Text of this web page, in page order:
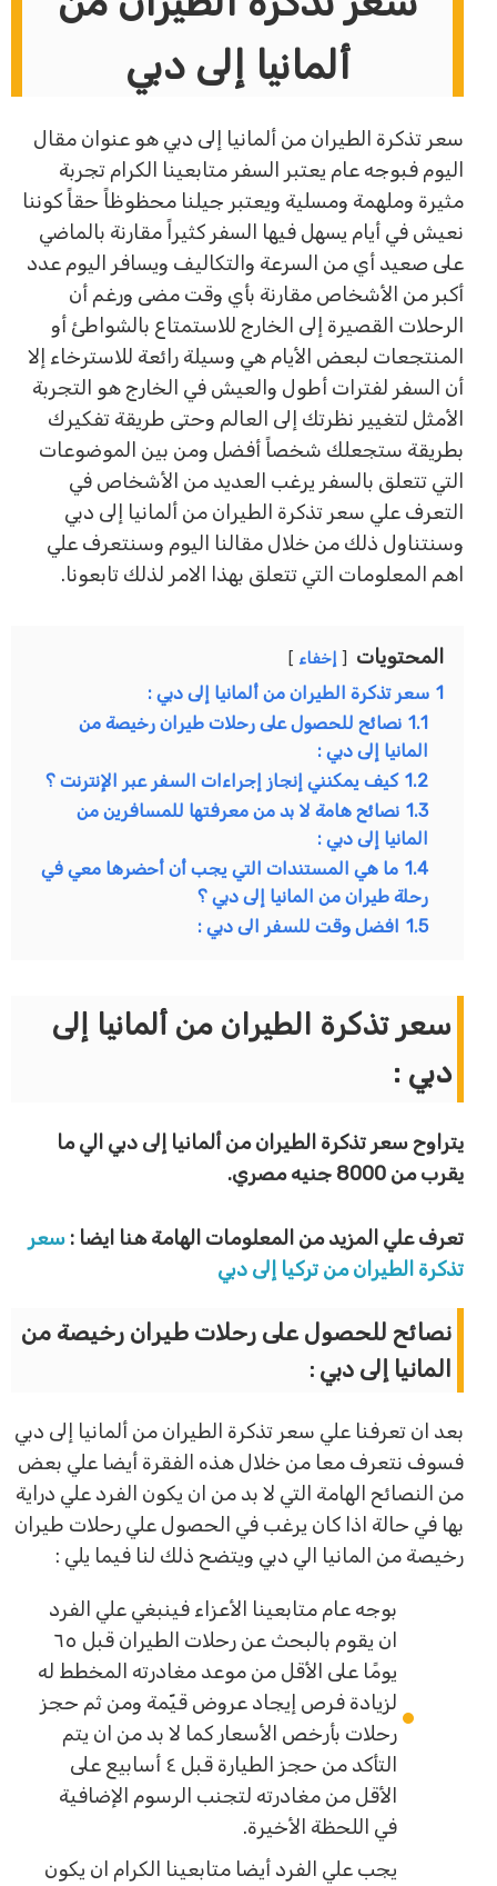
ألمانيا إلى دبي
سعر تذكرة الطيران من ألمانيا إلى دبي هو عنوان مقال
اليوم فبوجه عام يعتبر السفر متابعينا الكرام تجربة
مثيرة وملهمة ومسلية ويعتبر جيلنا محظوظاً حقاً كوننا
نعيش في أيام يسهل فيها السفر كثيراً مقارنة بالماضي
على صعيد أي من السرعة والتكاليف ويسافر اليوم عدد
أكبر من الأشخاص مقارنة بأي وقت مضى ورغم أن
الرحلات القصيرة إلى الخارج للاستمتاع بالشواطئ أو
المنتجعات لبعض الأيام هي وسيلة رائعة للاسترخاء إلا
أن السفر لفترات أطول والعيش في الخارج هو التجربة
الأمثل لتغيير نظرتك إلى العالم وحتى طريقة تفكيرك
بطريقة ستجعلك شخصاً أفضل ومن بين الموضوعات
التي تتعلق بالسفر يرغب العديد من الأشخاص في
التعرف عليسعر تذكرة الطيران من ألمانيا إلى دبي
وسنتناول ذلك من خلال مقالنا اليوم وسنتعرف علي
اهم المعلومات التي تتعلق بهذا الامر لذلك تابعونا.
المحتويات إخفاء
سعر تذكرة الطيران من ألمانيا إلى دبي :
نصائح للحصول على رحلات طيران رخيصة من
المانيا إلى دبي :
1.2 كيف يمكنني إنجاز إجراءات السفر عبر الإنترنت ؟
1.3 نصائح هامة لا بد من معرفتها للمسافرين من
المانيا إلى دبي :
1.4 ما هي المستندات التي يجب أن أحضرها معي في
رحلة طيران من المانيا إلى دبي ؟
1.5 افضل وقت للسفر الى دبي :
سعر تذكرة الطيران من ألمانيا إلى
دبي :
يتراوح سعر تذكرة الطيران من ألمانيا إلى دبي الي ما
يقرب من 8000 جنيه مصري.
تعرف علي المزيد من المعلومات الهامة هنا ايضا :سعر
تذكرة الطيران من تركيا إلى دبي
نصائح للحصول على رحلات طيران رخيصة من
المانيا إلى دبي :
بعد ان تعرفنا علي سعر تذكرة الطيران من ألمانيا إلى دبي
فسوف نتعرف معا من خلال هذه الفقرة أيضا علي بعض
من النصائح الهامة التي لا بد من ان يكون الفرد علي دراية
بها في حالة اذا كان يرغب في الحصول علي رحلات طيران
رخيصة من المانيا الي دبي ويتضح ذلك لنا فيما يلي :
بوجه عام متابعينا الأعزاء فينبغي علي الفرد
ان يقوم بالبحث عن رحلات الطيران قبل ٦٥
يومًا على الأقل من موعد مغادرته المخطط له
لزيادة فرص إيجاد عروض قيّمة ومن ثم حجز
رحلات بأرخص الأسعار كما لا بد من ان يتم
التأكد من حجز الطيارة قبل ٤ أسابيع على
الأقل من مغادرته لتجنب الرسوم الإضافية
في اللحظة الأخيرة.
يجب علي الفرد أيضا متابعينا الكرام ان يكون